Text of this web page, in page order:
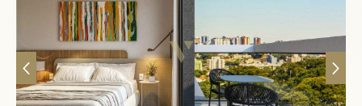
Imóveis à venda
Empreendimentos